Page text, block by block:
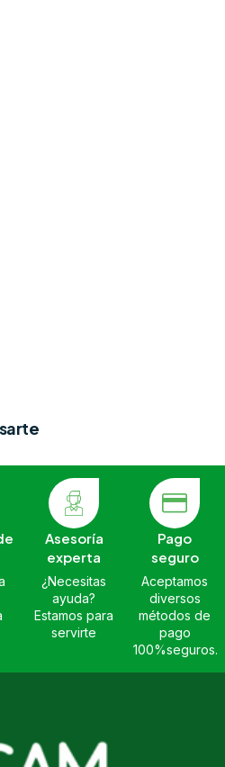
Asesoría
experta
¿Necesitas
ayuda?
Estamos para
servirte
Pago
seguro
Aceptamos
diversos
métodos de
pago
100%seguros.